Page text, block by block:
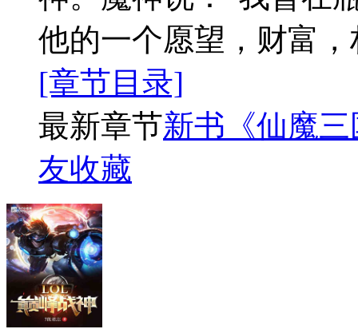
他的一个愿望，财富
[章节目录]
最新章节新书《仙魔
友收藏